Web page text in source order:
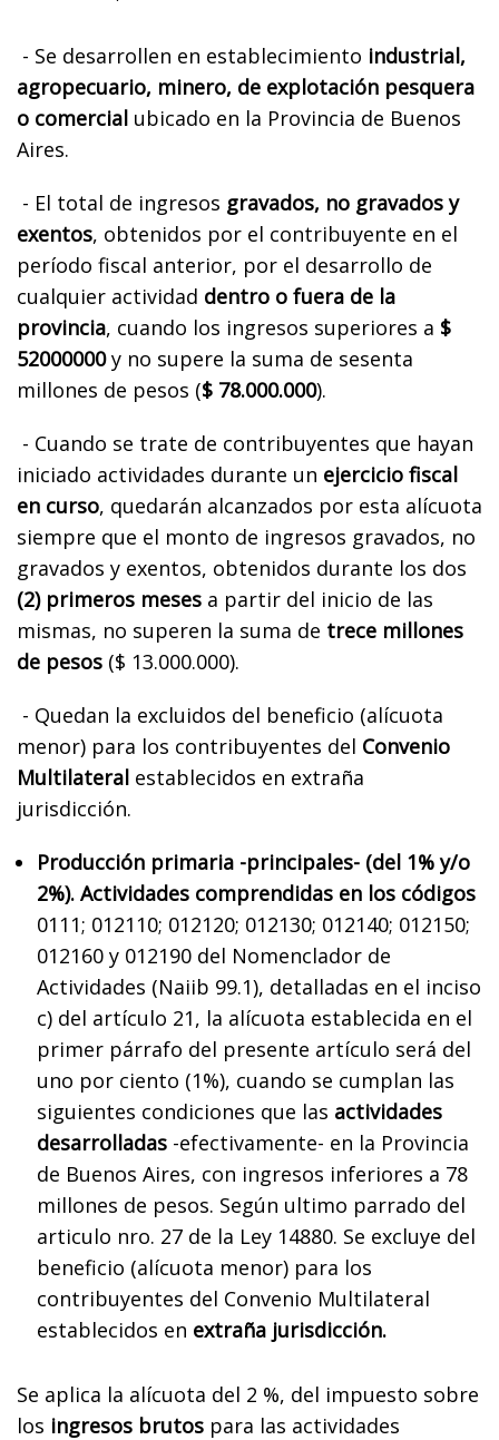
- Se desarrollen en establecimiento industrial,
agropecuario, minero, de explotación pesquera
o comercial ubicado en la Provincia de Buenos
Aires.
- El total de ingresos gravados, no gravados y
exentos, obtenidos por el contribuyente en el
período fiscal anterior, por el desarrollo de
cualquier actividad dentro o fuera de la
provincia, cuando los ingresos superiores a $
52000000y no supere la suma de sesenta
millones de pesos ($ 78.000.000).
- Cuando se trate de contribuyentes que hayan
iniciado actividades durante un ejercicio fiscal
en curso, quedarán alcanzados por esta alícuota
siempre que el monto de ingresos gravados, no
gravados y exentos, obtenidos durante los dos
(2) primeros meses a partir del inicio de las
mismas, no superen la suma de trece millones
de pesos ($ 13.000.000).
- Quedan la excluidos del beneficio (alícuota
menor) para los contribuyentes del Convenio
Multilateral establecidos en extraña
jurisdicción.
Producción primaria -principales- (del 1% y/o
2%). Actividades comprendidas en los códigos
0111; 012110; 012120; 012130; 012140; 012150;
012160 y 012190 del Nomenclador de
Actividades (Naiib 99.1), detalladas en el inciso
c) del artículo 21, la alícuota establecida en el
primer párrafo del presente artículo será del
uno por ciento (1%), cuando se cumplan las
siguientes condiciones que las actividades
desarrolladas -efectivamente- en la Provincia
de Buenos Aires, con ingresos inferiores a 78
millones de pesos. Según ultimo parrado del
articulo nro. 27 de la Ley 14880. Se excluye del
beneficio (alícuota menor) para los
contribuyentes del Convenio Multilateral
establecidos en extraña jurisdicción.
Se aplica la alícuota del 2 %, del impuesto sobre
los ingresos brutos para las actividades